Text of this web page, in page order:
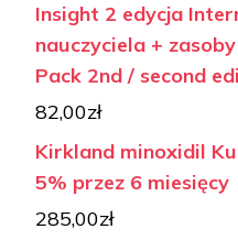
Insight 2 edycja
nauczyciela +
Pack 2nd / second
82,00zł
Kirkland minoxidil
5% przez 6 miesięcy
285,00zł